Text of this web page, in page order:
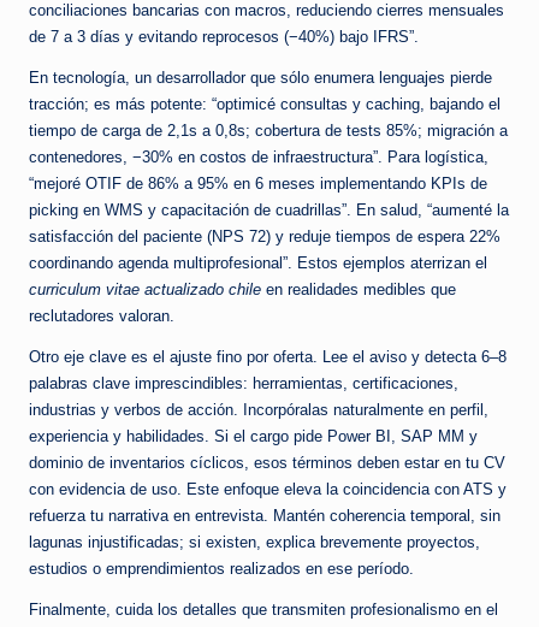
conciliaciones bancarias con macros, reduciendo cierres mensuales
de 7 a 3 días y evitando reprocesos (−40%) bajo IFRS”.
En tecnología, un desarrollador que sólo enumera lenguajes pierde
tracción; es más potente: “optimicé consultas y caching, bajando el
tiempo de carga de 2,1s a 0,8s; cobertura de tests 85%; migración a
contenedores, −30% en costos de infraestructura”. Para logística,
“mejoré OTIF de 86% a 95% en 6 meses implementando KPIs de
picking en WMS y capacitación de cuadrillas”. En salud, “aumenté la
satisfacción del paciente (NPS 72) y reduje tiempos de espera 22%
coordinando agenda multiprofesional”. Estos ejemplos aterrizan el
curriculum vitae actualizado chile en realidades medibles que
reclutadores valoran.
Otro eje clave es el ajuste fino por oferta. Lee el aviso y detecta 6–8
palabras clave imprescindibles: herramientas, certificaciones,
industrias y verbos de acción. Incorpóralas naturalmente en perfil,
experiencia y habilidades. Si el cargo pide Power BI, SAP MM y
dominio de inventarios cíclicos, esos términos deben estar en tu CV
con evidencia de uso. Este enfoque eleva la coincidencia con ATS y
refuerza tu narrativa en entrevista. Mantén coherencia temporal, sin
lagunas injustificadas; si existen, explica brevemente proyectos,
estudios o emprendimientos realizados en ese período.
Finalmente, cuida los detalles que transmiten profesionalismo en el